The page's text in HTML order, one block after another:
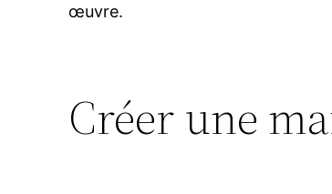
œuvre.
Créer une